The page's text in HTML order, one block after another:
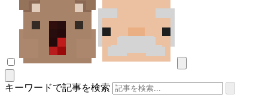
キーワードで記事を検索